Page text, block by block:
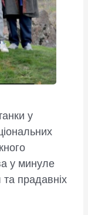
у
у минуле
прадавніх